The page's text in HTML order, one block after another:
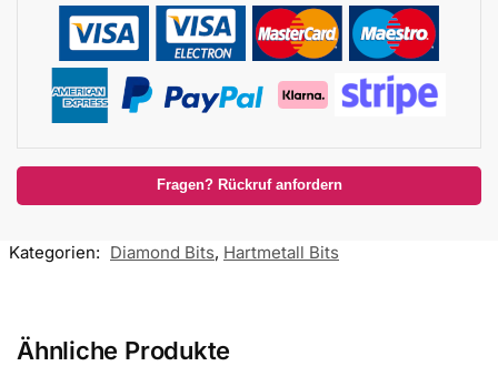
Fragen? Rückruf anfordern
Kategorien: Diamond Bits, Hartmetall Bits
Ähnliche Produkte